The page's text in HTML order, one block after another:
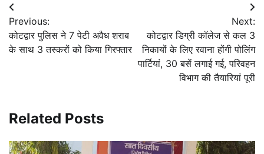
Post
navigation
Previous:
कोटद्वार पुलिस ने 7 पेटी अवैध शराब
के साथ 3 तस्करों को किया गिरफ्तार
Next:
कोटद्वार डिग्री कॉलेज से कल 3
निकायों के लिए रवाना होंगी पोलिंग
पार्टियां, 30 बसें लगाई गई, परिवहन
विभाग की तैयारियां पूरी
Related Posts